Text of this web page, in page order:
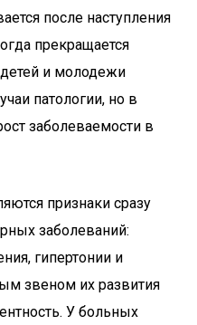
после наступления
прекращается
и молодежи
патологии, но в
заболеваемости в
признаки сразу
заболеваний:
гипертонии и
звеном их развития
У больных